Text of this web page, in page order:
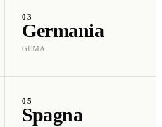
03
Germania
GEMA
05
Spagna